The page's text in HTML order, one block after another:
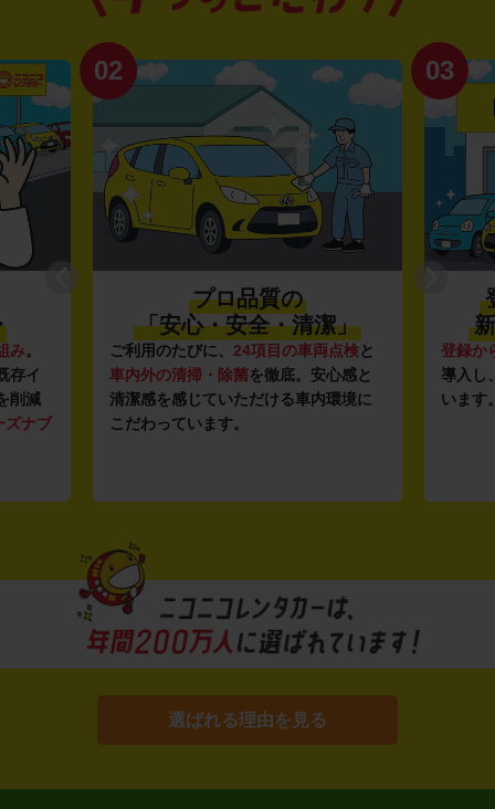
品質の
全・清潔」
24項目の車両点検 と
菌を徹底。安心感と
ただける車内環境に
。
03
登録から4年未満の
新しい車がいっぱい♪
登録から4年未満の新しいクルマを多数
導入し、快適な車両の提供を追求して
います。もちろん追加料金は0円です。
選ばれる理由を見る